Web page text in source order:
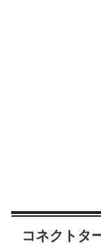
コネクトタ